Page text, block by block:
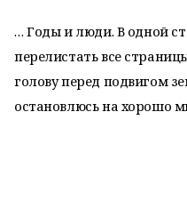
… Годы и люди. В одной
перелистать все
голову перед подвигом
остановлюсь на хорошо